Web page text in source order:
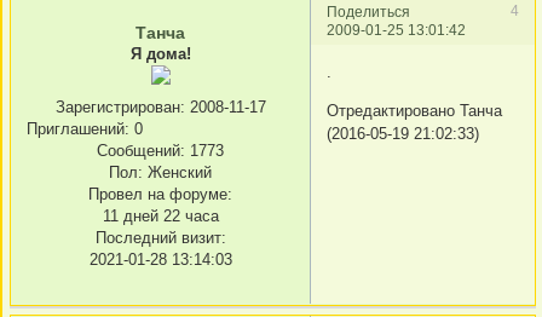
Поделиться
4
2009-01-25 13:01:42
Танча
Я дома!
Зарегистрирован: 2008-11-17
Приглашений: 0
Сообщений: 1773
Пол: Женский
Провел на форуме:
11 дней 22 часа
Последний визит:
2021-01-28 13:14:03
.
Отредактировано Танча
(2016-05-19 21:02:33)